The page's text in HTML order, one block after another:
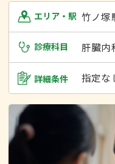
エリア・駅 竹ノ塚
診療科目 肝臓内
詳細条件 指定な